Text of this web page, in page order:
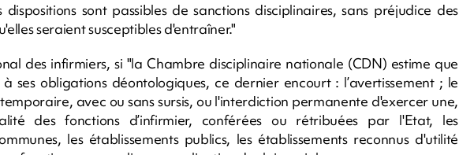
sont passibles de sanctions disciplinaires, sans préjudice des
seraient susceptibles d'entraîner."
des infirmiers, si "la Chambre disciplinaire nationale (CDN) estime que
ses obligations déontologiques, ce dernier encourt : l’avertissement ; le
avec ou sans sursis, ou l'interdiction permanente d'exercer une,
des fonctions d’infirmier, conférées ou rétribuées par l'Etat, les
les établissements publics, les établissements reconnus d'utilité